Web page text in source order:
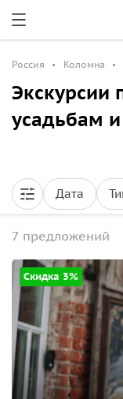
Россия Коломна
Экскурсии
усадьбам
Дата
7 предложений
Скидка 3%